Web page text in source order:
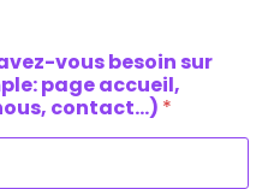
vous besoin sur
page accueil,
contact...) *